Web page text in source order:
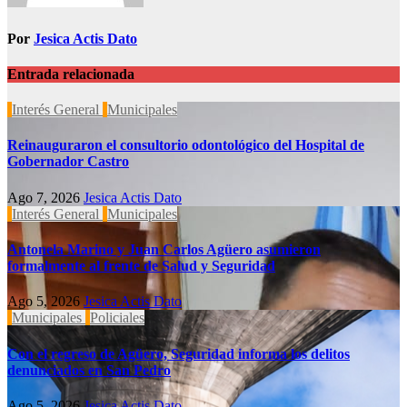
Por Jesica Actis Dato
Entrada relacionada
Interés General Municipales
Reinauguraron el consultorio odontológico del Hospital de
Gobernador Castro
Ago 7, 2026 Jesica Actis Dato
Interés General Municipales
Antonela Marino y Juan Carlos Agüero asumieron
formalmente al frente de Salud y Seguridad
Ago 5, 2026Jesica Actis Dato
Municipales Policiales
Con el regreso de Agüero, Seguridad informa los delitos
denunciados en San Pedro